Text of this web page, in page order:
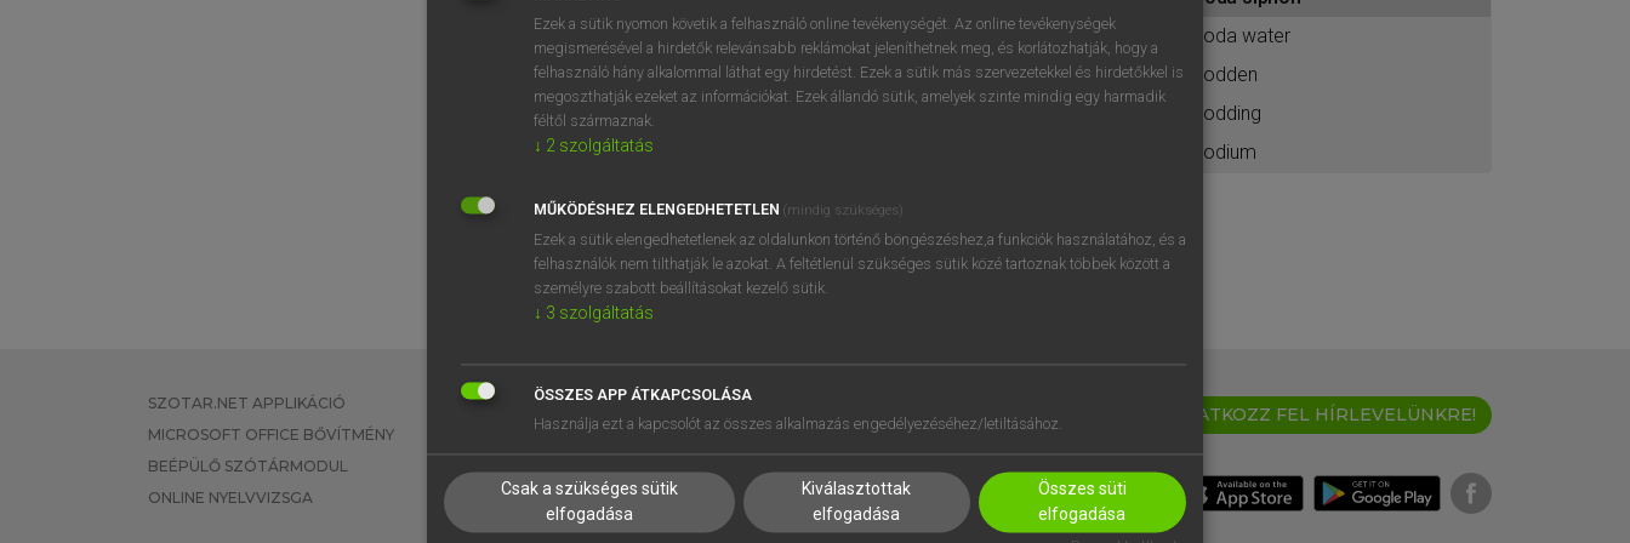
BELÉPÉS
próbaverziójának elindításához
regisztrálok ésbelépek.
REGISZTRÁCIÓ
soda water
sodden
sodding
sodium
SZOTAR.NET APPLIKÁCIÓ
MICROSOFT OFFICE BŐVÍTMÉNY
BEÉPÜLŐ SZÓTÁRMODUL
ONLINE NYELVVIZSGA
EGYÉNI FELHASZNÁLÓKNAK
TANULÓKNAK
VÁLLALATI MEGOLDÁSOK
SÚGÓ
RÓLUNK
SÜTI BEÁLLÍTÁSOK
IRATKOZZ FEL HÍRLEVELÜNKRE!
Ezek a sütik nyomon követik a felhasználó online tevékenységét. Az online tevékenységek
megismerésével a hirdetők relevánsabb reklámokat jeleníthetnek meg, és korlátozhatják, hogy a
felhasználó hány alkalommal láthat egy hirdetést. Ezek a sütik más szervezetekkel és hirdetőkkel is
megoszthatják ezeket az információkat. Ezek állandó sütik, amelyek szinte mindig egy harmadik
féltől származnak.
↓ 2 szolgáltatás
MŰKÖDÉSHEZ ELENGEDHETETLEN (mindig szükséges)
Ezek a sütik elengedhetetlenek az oldalunkon történő böngészéshez,a funkciók használatához, és a
felhasználók nem tilthatják le azokat. A feltétlenül szükséges sütik közé tartoznak többek között a
személyre szabott beállításokat kezelő sütik.
↓ 3 szolgáltatás
ÖSSZES APP ÁTKAPCSOLÁSA
Használja ezt a kapcsolót az összes alkalmazás engedélyezéséhez/letiltásához.
Csak a szükséges sütik
elfogadása
Kiválasztottak
elfogadása
Összes süti
elfogadása